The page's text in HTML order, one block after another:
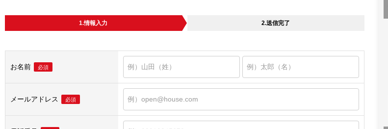
1.情報入力 2.送信完了
お名前 必須
メールアドレス 必須